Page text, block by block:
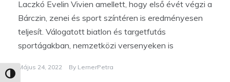
Nagy kontraszt váltása
Laczkó Evelin Vivien amellett, hogy első évét végzi a
Bárczin, zenei és sport színtéren is eredményesen
teljesít. Válogatott biatlon és targetfutás
sportágakban, nemzetközi versenyeken is
Május 24, 2022 By LernerPetra